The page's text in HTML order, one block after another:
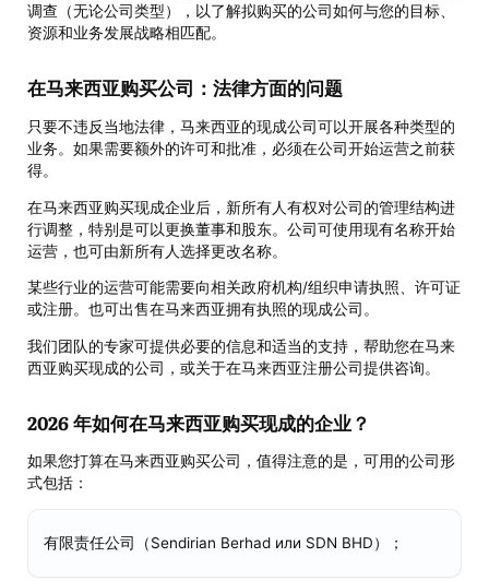
调查（无论公司类型），以了解拟购买的公司如何与您的目标、
资源和业务发展战略相匹配。
在马来西亚购买公司：法律方面的问题
只要不违反当地法律，马来西亚的现成公司可以开展各种类型的
业务。如果需要额外的许可和批准，必须在公司开始运营之前获
得。
在马来西亚购买现成企业后，新所有人有权对公司的管理结构进
行调整，特别是可以更换董事和股东。公司可使用现有名称开始
运营，也可由新所有人选择更改名称。
某些行业的运营可能需要向相关政府机构/组织申请执照、许可证
或注册。也可出售在马来西亚拥有执照的现成公司。
我们团队的专家可提供必要的信息和适当的支持，帮助您在马来
西亚购买现成的公司，或关于在马来西亚注册公司提供咨询。
2026 年如何在马来西亚购买现成的企业？
如果您打算在马来西亚购买公司，值得注意的是，可用的公司形
式包括：
有限责任公司（Sendirian Berhad или SDN BHD）；